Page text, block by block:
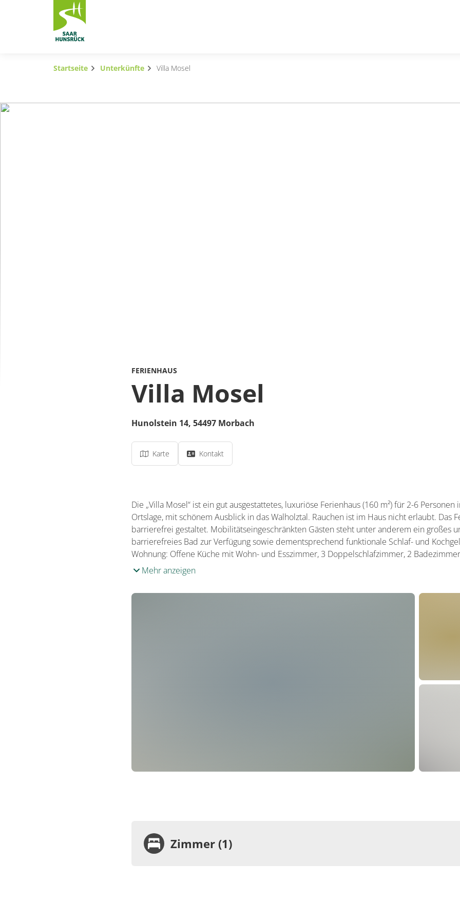
Zum Hauptinhalt springen
Subnavigation umschalten
Startseite Unterkünfte Villa Mosel
FERIENHAUS
Villa Mosel
Hunolstein 14, 54497 Morbach
Karte Kontakt
Die „Villa Mosel“ ist ein gut ausgestattetes, luxuriöse Ferienhaus (160 m²) für 2-6
Ortslage, mit schönem Ausblick in das Walholztal. Rauchen ist im Haus nicht erlaubt. Das
barrierefrei gestaltet. Mobilitätseingeschränkten Gästen steht unter anderem ein großes
barrierefreies Bad zur Verfügung sowie dementsprechend funktionale Schlaf- und
Wohnung: Offene Küche mit Wohn- und Esszimmer, 3 Doppelschlafzimmer, 2
Mehr anzeigen
Zimmer (1)